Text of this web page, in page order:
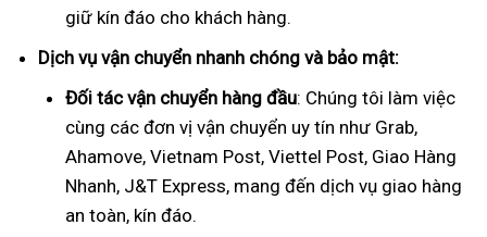
giữ kín đáo cho khách hàng.
Dịch vụ vận chuyển nhanh chóng và bảo mật:
Đối tác vận chuyển hàng đầu: Chúng tôi làm việc
cùng các đơn vị vận chuyển uy tín như Grab,
Ahamove, Vietnam Post, Viettel Post, Giao Hàng
Nhanh, J&T Express, mang đến dịch vụ giao hàng
an toàn, kín đáo.